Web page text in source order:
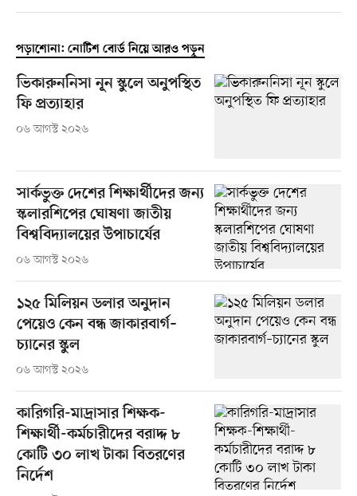
পড়াশোনা: নোটিশ বোর্ড নিয়ে আরও পড়ুন
ভিকারুননিসা নূন স্কুলে অনুপস্থিত
ফি প্রত্যাহার
০৬ আগস্ট ২০২৬
সার্কভুক্ত দেশের শিক্ষার্থীদের জন্য
স্কলারশিপের ঘোষণা জাতীয়
বিশ্ববিদ্যালয়ের উপাচার্যের
০৬ আগস্ট ২০২৬
১২৫ মিলিয়ন ডলার অনুদান
পেয়েও কেন বন্ধ জাকারবার্গ–
চ্যানের স্কুল
০৬ আগস্ট ২০২৬
কারিগরি-মাদ্রাসার শিক্ষক-
শিক্ষার্থী-কর্মচারীদের বরাদ্দ ৮
কোটি ৩০ লাখ টাকা বিতরণের
নির্দেশ